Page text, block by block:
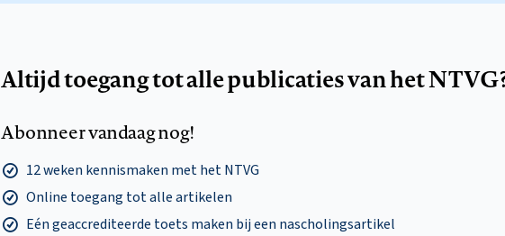
Altijd toegang tot alle publicaties van het
Abonneer vandaag nog!
12 weken kennismaken met het NTVG
Online toegang tot alle artikelen
Eén geaccrediteerde toets maken bij een nascholingsartikel